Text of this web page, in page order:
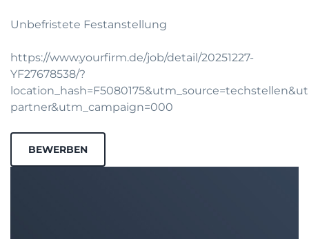
Unbefristete Festanstellung
https://www.yourfirm.de/job/detail/20251227-
YF27678538/?
partner&utm_campaign=000
BEWERBEN